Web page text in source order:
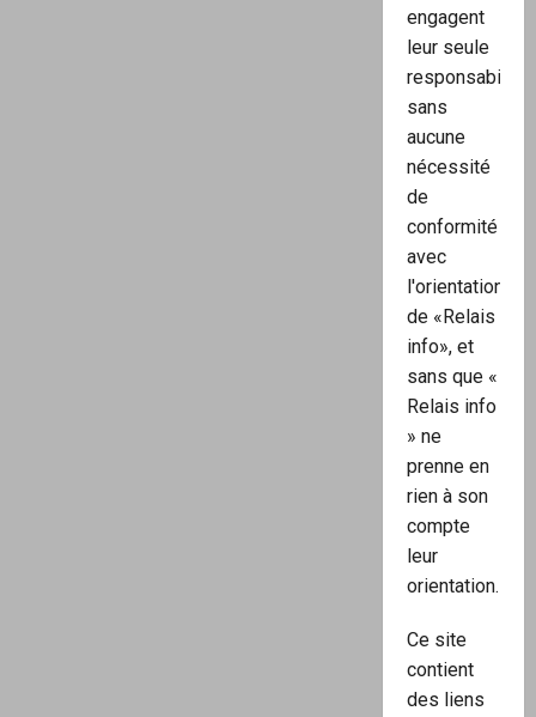
engagent
leur seule
responsabilité,
sans
aucune
nécessité
de
conformité
avec
l'orientation
de «Relais
info», et
sans que «
Relais info
» ne
prenne en
rien à son
compte
leur
orientation.
Ce site
contient
des liens